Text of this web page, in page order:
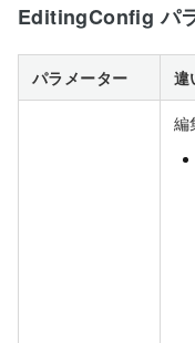
EditingConfig パ
パラメーター 違
編